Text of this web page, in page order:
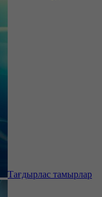
Тағдырлас тамырлар